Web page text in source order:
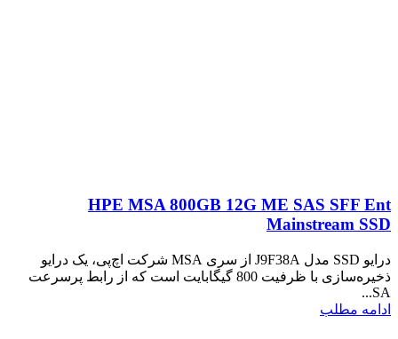
HPE MSA 800GB 12G ME SAS SFF Ent
Mainstream SSD
درایو SSD مدل J9F38A از سری MSA شرکت اچ‌پی، یک درایو
ذخیره‌سازی با ظرفیت 800 گیگابایت است که از رابط پرسرعت
SA...
ادامه مطلب